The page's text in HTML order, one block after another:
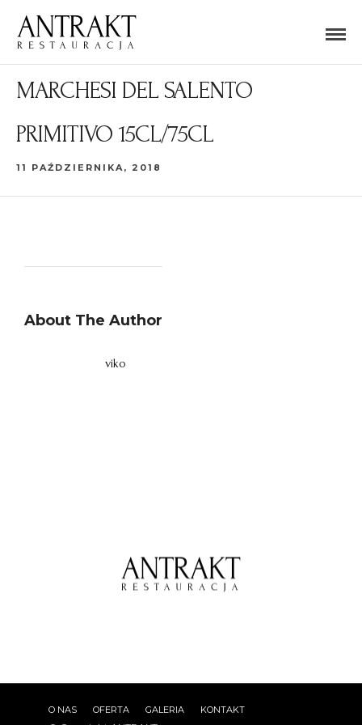
MARCHESI DEL SALENTO
PRIMITIVO 15CL/75CL
11 PAŹDZIERNIKA, 2018
About The Author
viko
O NAS OFERTA GALERIA KONTAKT